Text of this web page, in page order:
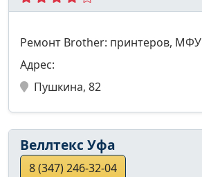
Ремонт Brother: принтеров, МФУ
Адрес:
Пушкина, 82
Веллтекс Уфа
8 (347) 246-32-04